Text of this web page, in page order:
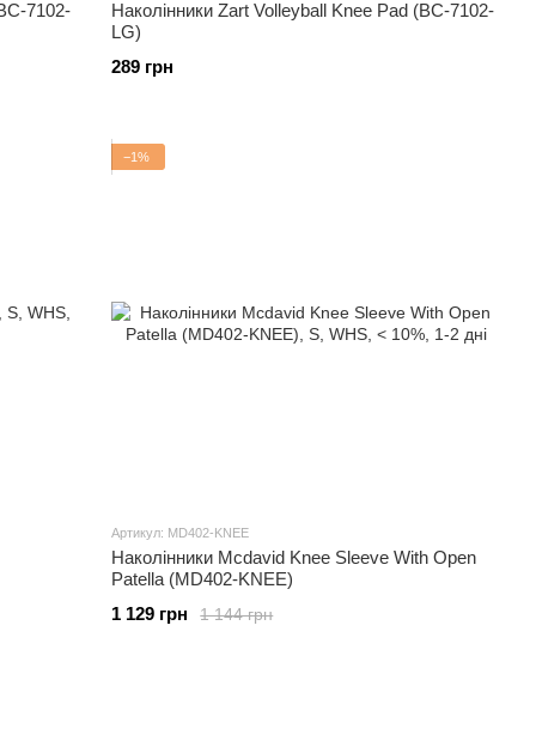
7102-
Наколінники Zart Volleyball Knee Pad (BC-7102-
LG)
289 грн
−1%
Артикул: MD402-KNEE
Наколінники Mcdavid Knee Sleeve With Open
Patella (MD402-KNEE)
1 144 грн
1 129 грн